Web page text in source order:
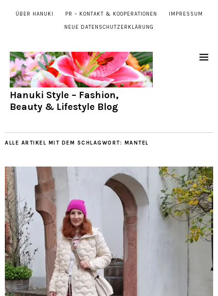
ÜBER HANUKI PR – KONTAKT & KOOPERATIONEN IMPRESSUM
NEUE DATENSCHUTZERKLÄRUNG
Hanuki Style – Fashion,
Beauty & Lifestyle Blog
ALLE ARTIKEL MIT DEM SCHLAGWORT: MANTEL